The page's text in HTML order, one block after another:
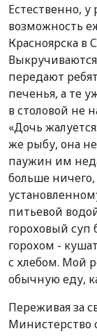
Естественно, у
возможность
Красноярска в
передают
печенья, а те
в столовой не
«Дочь
же рыбу, она
паужин им
больше
питьевой
гороховый суп
горохом -
с хлебом. Мой
обычную еду,
Переживая за
Министерство